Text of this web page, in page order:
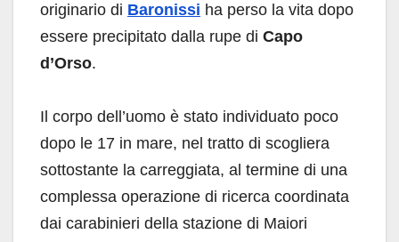
originario di Baronissi ha perso la vita dopo
essere precipitato dalla rupe di Capo
d’Orso.
Il corpo dell’uomo è stato individuato poco
dopo le 17 in mare, nel tratto di scogliera
sottostante la carreggiata, al termine di una
complessa operazione di ricerca coordinata
dai carabinieri della stazione di Maiori